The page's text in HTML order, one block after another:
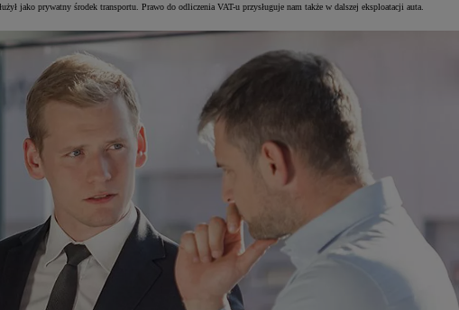
jako prywatny środek transportu. Prawo do odliczenia VAT-u przysługuje nam także w dalszej eksploatacji auta.